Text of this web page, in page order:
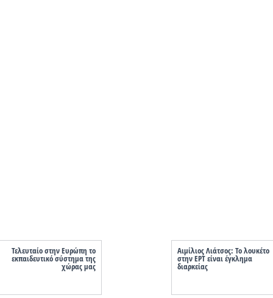
Τελευταίο στην Ευρώπη το
εκπαιδευτικό σύστημα της
χώρας μας
Αιμίλιος Λιάτσος: Το λουκέτο
στην ΕΡΤ είναι έγκλημα
διαρκείας